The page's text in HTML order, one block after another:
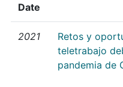
Date
2021
Retos y
teletrabajo
pandemia de